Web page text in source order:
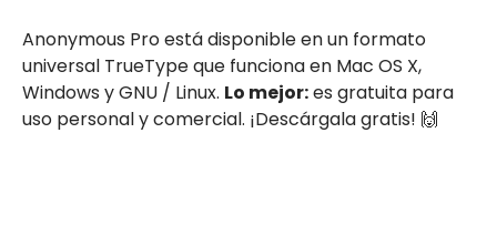
Anonymous Pro está disponible en un formato
universal TrueType que funciona en Mac OS X,
Windows y GNU / Linux. Lo mejor:es gratuita para
uso personal y comercial. ¡Descárgala gratis! 🙌